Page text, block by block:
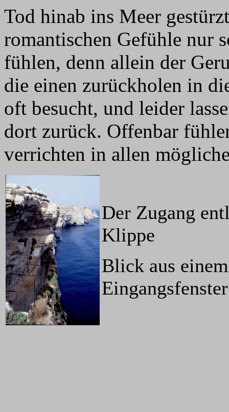
Tod hinab ins Meer
romantischen Gefühle nur
fühlen, denn allein der
die einen zurückholen in
oft besucht, und leider
dort zurück. Offenbar
verrichten in allen
Der Zugang
Klippe
Blick aus einem